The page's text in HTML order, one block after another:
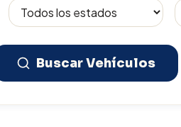
Buscar Vehículos